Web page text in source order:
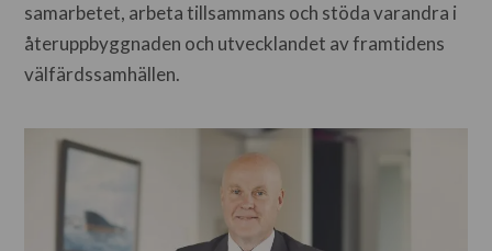
samarbetet, arbeta tillsammans och stöda varandra i
återuppbyggnaden och utvecklandet av framtidens
välfärdssamhällen.